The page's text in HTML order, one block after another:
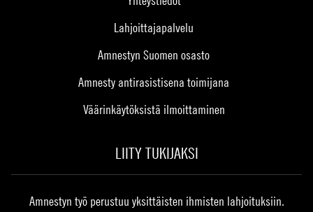
Lahjoittajapalvelu
Amnestyn Suomen osasto
Amnesty antirasistisena toimijana
Väärinkäytöksistä ilmoittaminen
LIITY TUKIJAKSI
Amnestyn työ perustuu yksittäisten ihmisten lahjoituksiin.